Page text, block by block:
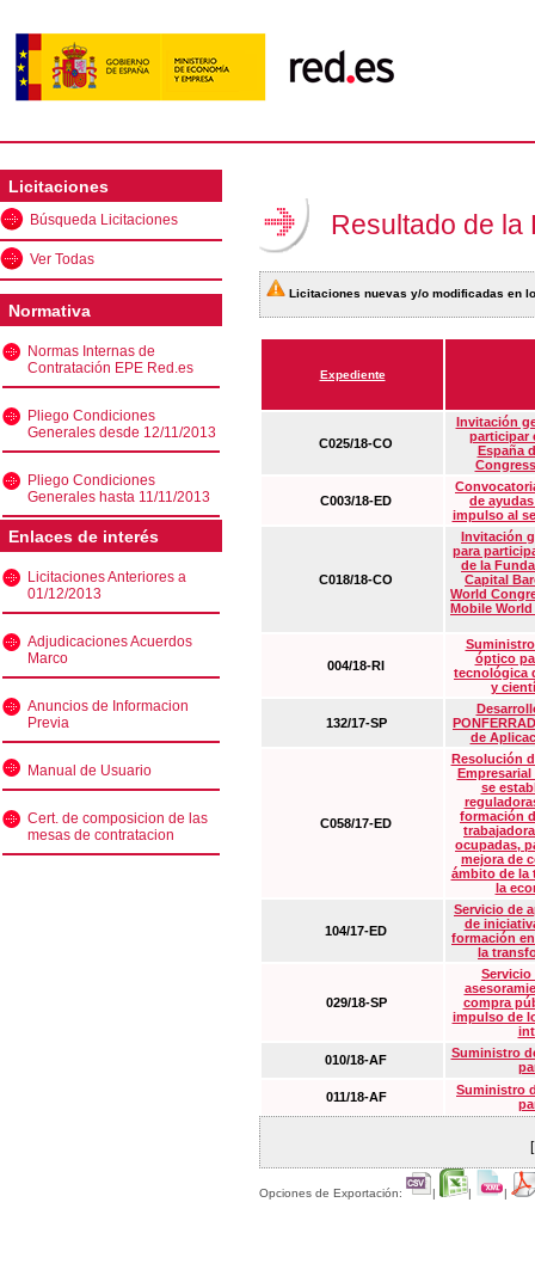
Licitaciones
Búsqueda Licitaciones
Ver Todas
Normativa
Normas Internas de
Contratación EPE Red.es
Pliego Condiciones
Generales desde 12/11/2013
Pliego Condiciones
Generales hasta 11/11/2013
Enlaces de interés
Licitaciones Anteriores a
01/12/2013
Adjudicaciones Acuerdos
Marco
Anuncios de Informacion
Previa
Manual de Usuario
Cert. de composicion de las
mesas de contratacion
Resultado de la
Licitaciones nuevas y/o modificadas en
Expediente
C025/18-CO
Invitación
participar
España
C003/18-ED
de
impulso al
C018/18-CO
Invitación
para
de la
Capital
World
Mobile
004/18-RI
óptico
tecnológica
y
132/17-SP
de
C058/17-ED
Resolución
Empresarial
se
formación
ocupadas,
mejora de
ámbito de la
la
104/17-ED
Servicio de
de
formación
la
029/18-SP
Servicio
compra
impulso de
010/18-AF
Suministro
011/18-AF
Suministro
Opciones de Exportación: | | |